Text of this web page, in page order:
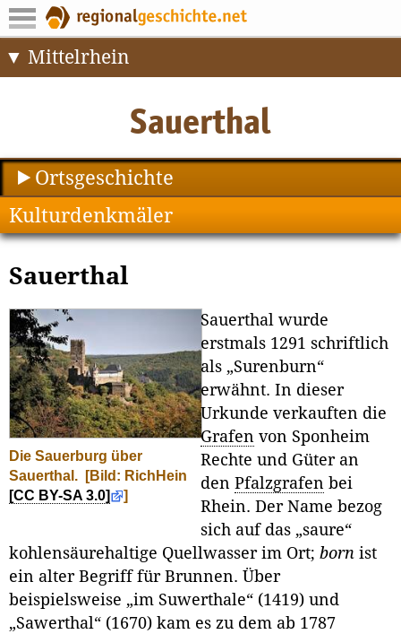
Mittelrhein
Ortsgeschichte
Kulturdenkmäler
Sauerthal
Die Sauerburg über
Sauerthal.
[Bild: RichHein
[CC BY-SA 3.0]
]
Sauerthal wurde
erstmals 1291 schriftlich
als „Surenburn“
erwähnt. In dieser
Urkunde verkauften die
Grafen von Sponheim
Rechte und Güter an
den Pfalzgrafen bei
Rhein. Der Name bezog
sich auf das „saure“
kohlensäurehaltige Quellwasser im Ort; born ist
ein alter Begriff für Brunnen. Über
beispielsweise „im Suwerthale“ (1419) und
„Sawerthal“ (1670) kam es zu dem ab 1787